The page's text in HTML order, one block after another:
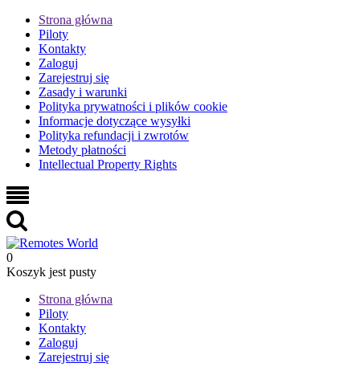
Strona główna
Piloty
Kontakty
Zaloguj
Zarejestruj się
Zasady i warunki
Polityka prywatności i plików cookie
Informacje dotyczące wysyłki
Polityka refundacji i zwrotów
Metody płatności
Intellectual Property Rights
0
Koszyk jest pusty
Strona główna
Piloty
Kontakty
Zaloguj
Zarejestruj się